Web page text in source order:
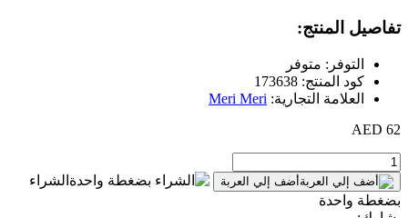
تفاصيل المنتج:
التوفر: متوفر
كود المنتج: 173638
العلامة التجارية: Meri Meri
62 AED
أضف إلي العربة
الشراء
بضغطة واحدة